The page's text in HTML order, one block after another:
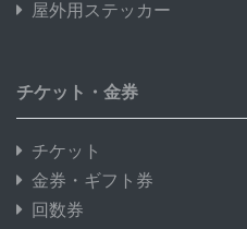
屋外用ステッカー
チケット・金券
チケット
金券・ギフト券
回数券